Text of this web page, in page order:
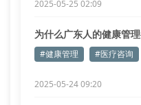
2025-05-25 02:09
为什么广东人的健康管
#健康管理 #医疗咨询
2025-05-24 09:20